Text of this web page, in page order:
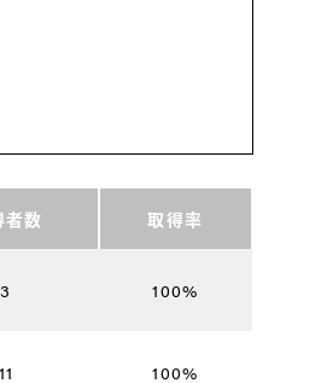
者数 取得率
3 100%
11 100%